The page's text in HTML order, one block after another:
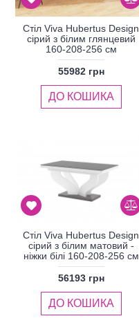
Стіл Viva Hubertus Design
сірий з білим глянцевий
160-208-256 см
55982 грн
ДО КОШИКА
Стіл Viva Hubertus Design
сірий з білим матовий -
ніжки білі 160-208-256 см
56193 грн
ДО КОШИКА